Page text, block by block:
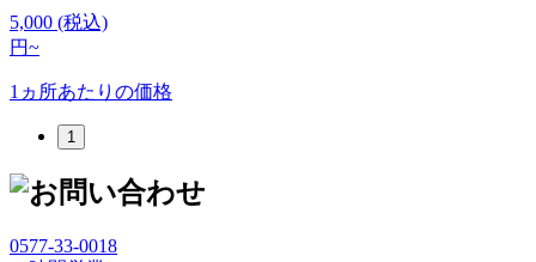
5,000 (税込)
円~
1ヵ所あたりの価格
1
0577-33-0018